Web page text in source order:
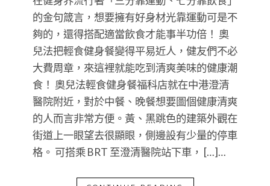
的金句箴言，想要擁有好身材光靠運動可是不
夠的，還得搭配適當飲食才能事半功倍！ 奧
兒法把輕食健身餐變得平易近人，健友們不必
大費周章，來這裡就能吃到清爽美味的健康潮
食！ 奧兒法輕食健身餐福科店就在中港澄清
醫院附近，對於中餐、晚餐想要圖個健康清爽
的人而言非常方便。黃、黑跳色的建築外觀在
街道上一眼望去很顯眼，側邊設有少量的停車
格。 可搭乘 BRT 至澄清醫院站下車， […]…